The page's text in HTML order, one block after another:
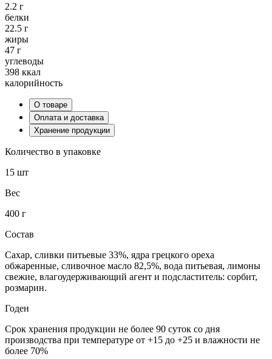
2.2 г
белки
22.5 г
жиры
47 г
углеводы
398 ккал
калорийность
О товаре
Оплата и доставка
Хранение продукции
Количество в упаковке
15 шт
Вес
400 г
Состав
Сахар, сливки питьевые 33%, ядра грецкого ореха
обжаренные, сливочное масло 82,5%, вода питьевая, лимоны
свежие, влагоудерживающий агент и подсластитель: сорбит,
розмарин.
Годен
Срок хранения продукции не более 90 суток со дня
производства при температуре от +15 до +25 и влажности не
более 70%